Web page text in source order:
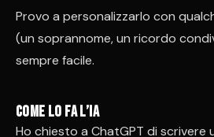
Provo a personalizzarlo con
(un soprannome, un ricordo
sempre facile.
Come lo fa l’IA
Ho chiesto a ChatGPT di scrivere